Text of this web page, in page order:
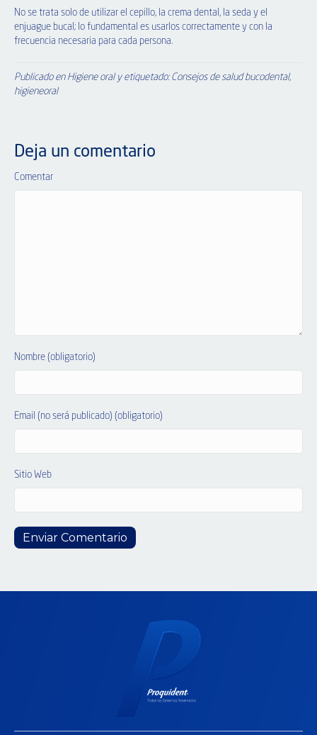
No se trata solo de utilizar el cepillo, la crema dental, la seda y el
enjuague bucal; lo fundamental es usarlos correctamente y con la
frecuencia necesaria para cada persona.
Publicado en Higiene oraly etiquetado:Consejos de salud bucodental,
higieneoral
Deja un comentario
Comentar
Nombre (obligatorio)
Email (no será publicado) (obligatorio)
Sitio Web